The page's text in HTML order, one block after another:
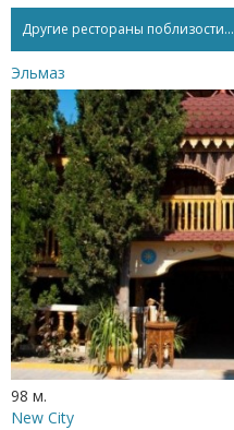
Другие рестораны поблизости...
Эльмаз
98 м.
New City